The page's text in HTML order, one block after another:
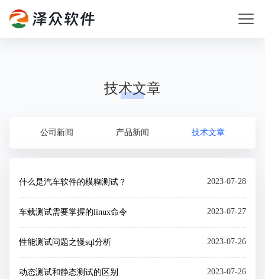
技术文章
公司新闻 产品新闻 技术文章
什么是汽车软件的模糊测试？ 2023-07-28
车载测试需要掌握的linux命令 2023-07-27
性能测试问题之慢sql分析 2023-07-26
动态测试和静态测试的区别 2023-07-26